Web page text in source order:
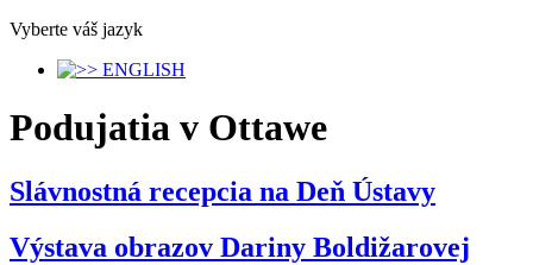
Vyberte váš jazyk
Podujatia v Ottawe
Slávnostná recepcia na Deň Ústavy
Výstava obrazov Dariny Boldižarovej